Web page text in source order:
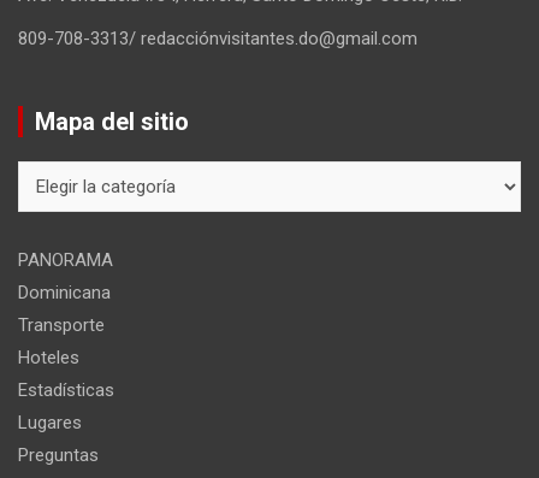
Mapa del sitio
del
sitio
PANORAMA
Dominicana
Hoteles
Estadísticas
Lugares
Preguntas
Directorio
Buscar